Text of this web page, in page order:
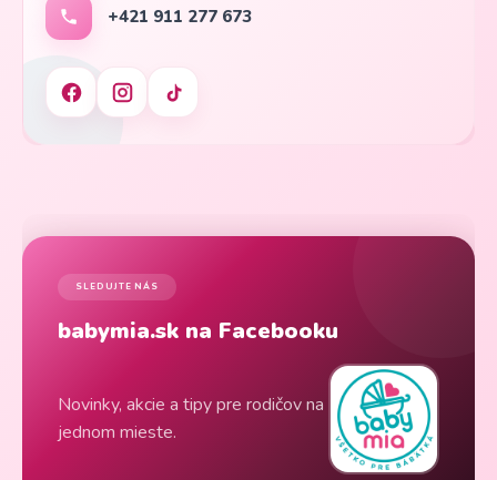
+421 911 277 673
SLEDUJTE NÁS
babymia.sk na Facebooku
Novinky, akcie a tipy pre rodičov na
jednom mieste.